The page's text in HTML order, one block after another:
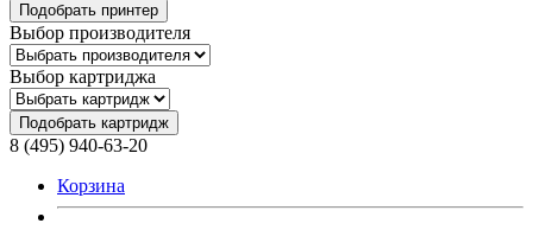
Подобрать принтер
Выбор производителя
Выбор картриджа
Подобрать картридж
8 (495) 940-63-20
Корзина